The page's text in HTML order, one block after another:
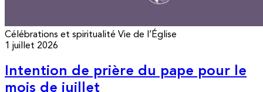
Célébrations et spiritualité Vie de l’Église
1 juillet 2026
Intention de prière du pape pour le
mois de juillet